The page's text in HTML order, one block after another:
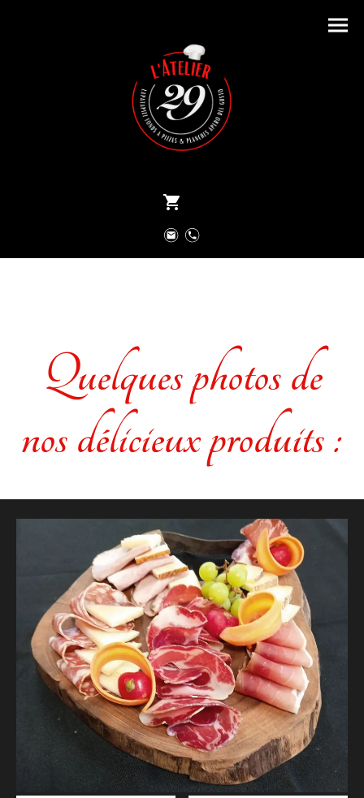
Quelques photos de
nos délicieux produits :